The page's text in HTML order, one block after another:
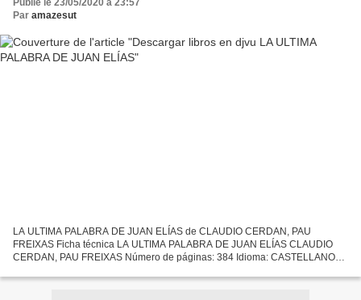
Publié le 23/05/2020 à 23:57
Par amazesut
LA ULTIMA PALABRA DE JUAN ELÍAS de CLAUDIO CERDAN, PAU
FREIXAS Ficha técnica LA ULTIMA PALABRA DE JUAN ELÍAS CLAUDIO
CERDAN, PAU FREIXAS Número de páginas: 384 Idioma: CASTELLANO
Año...